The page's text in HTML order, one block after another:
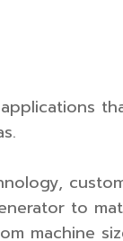
to
machine